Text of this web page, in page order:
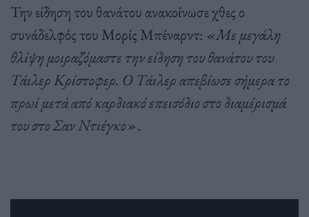
Την είδηση του θανάτου ανακοίνωσε χθες ο
συνάδελφός του Μορίς Μπέναρντ: «Με μεγάλη
θλίψη μοιραζόμαστε την είδηση του θανάτου του
Τάιλερ Κρίστοφερ. Ο Τάιλερ απεβίωσε σήμερα το
πρωί μετά από καρδιακό επεισόδιο στο διαμέρισμά
του στο Σαν Ντιέγκο».